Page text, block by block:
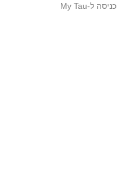
כניסה ל-My Tau